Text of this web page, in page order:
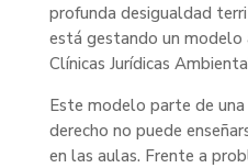
profunda desigualdad
está gestando un
Clínicas Jurídicas
Este modelo parte de
derecho no puede
en las aulas. Frente a